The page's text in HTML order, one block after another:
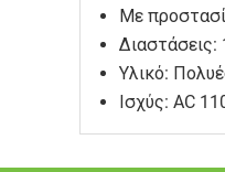
Με
Διαστάσεις:
Υλικό:
Ισχύς: AC